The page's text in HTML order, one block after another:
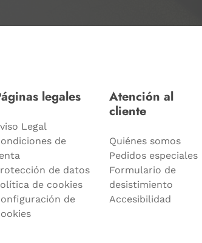
legales
Legal
de
de datos
de cookies
de
Atención al
cliente
Quiénes somos
Pedidos especiales
Formulario de
desistimiento
Accesibilidad